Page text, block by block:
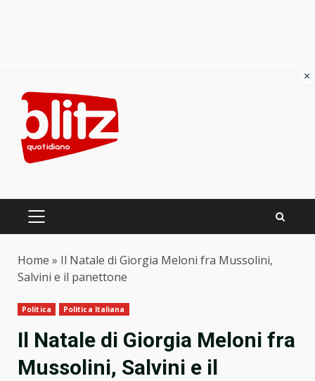
content
PRIMARY
Home » Il Natale di Giorgia Meloni fra Mussolini,
Salvini e il panettone
Politica Politica Italiana
Il Natale di Giorgia Meloni fra
Mussolini, Salvini e il
×